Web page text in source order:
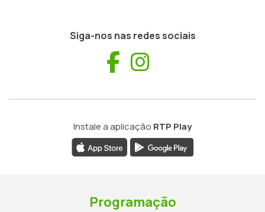
Siga-nos nas redes sociais
Facebook
Instale a aplicação RTP Play
Programação